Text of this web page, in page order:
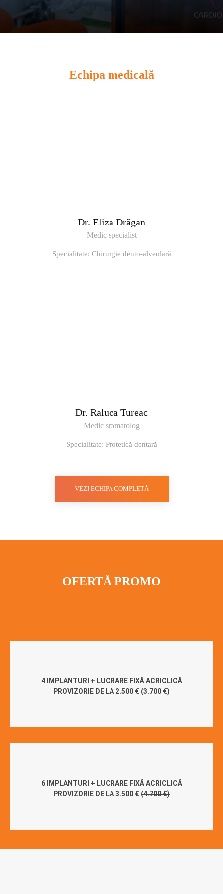
Echipa medicală
Dr. Eliza Drăgan
Medic specialist
Specialitate: Chirurgie dento-alveolară
Dr. Raluca Tureac
Medic stomatolog
Specialitate: Protetică dentară
VEZI ECHIPA COMPLETĂ
OFERTĂ PROMO
4 IMPLANTURI + LUCRARE FIXĂ ACRICLICĂ
PROVIZORIE DE LA 2.500 €(3.700 €)
6 IMPLANTURI + LUCRARE FIXĂ ACRICLICĂ
PROVIZORIE DE LA 3.500 €(4.700 €)